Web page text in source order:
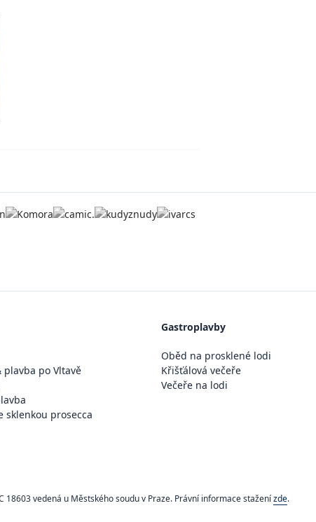
plavba po Vltavě
sklenkou prosecca
Gastroplavby
Oběd na prosklené lodi
Křišťálová večeře
Večeře na lodi
18603 vedená u Městského soudu v Praze. Právní informace staženízde.